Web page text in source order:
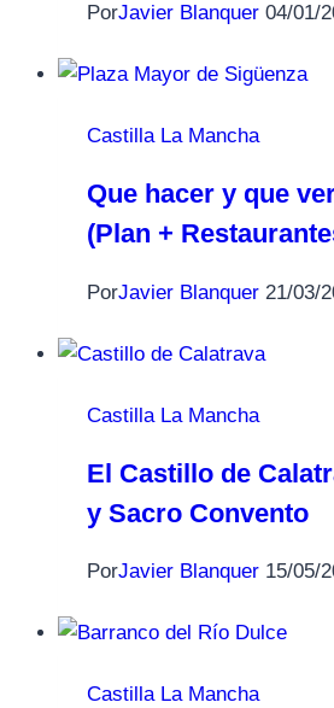
PorJavier Blanquer 04/01/
Castilla La Mancha
Que hacer y que
(Plan +
PorJavier Blanquer 21/03/
Castilla La Mancha
El Castillo de
y Sacro Convento
PorJavier Blanquer 15/05/
Castilla La Mancha